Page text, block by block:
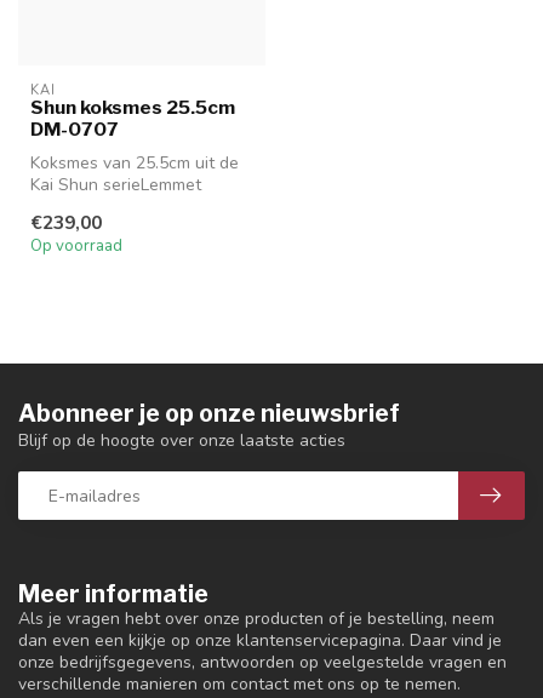
KAI
Shun koksmes 25.5cm
DM-0707
Koksmes van 25.5cm uit de
Kai Shun serieLemmet
DM-070...
€239,00
Op voorraad
Meer informatie
Als je vragen hebt over onze producten of je bestelling, neem
dan even een kijkje op onze klantenservicepagina. Daar vind je
onze bedrijfsgegevens, antwoorden op veelgestelde vragen en
verschillende manieren om contact met ons op te nemen.
Abonneer je op onze nieuwsbrief
Blijf op de hoogte over onze laatste acties